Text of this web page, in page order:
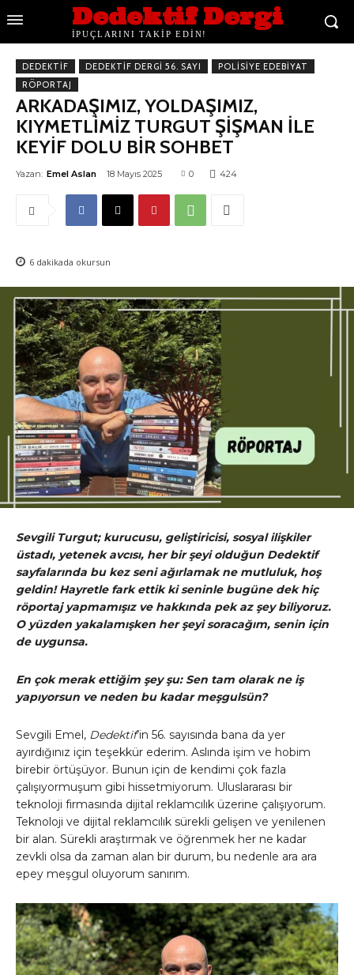
Dedektif Dergi
İPUÇLARINI TAKİP EDİN!
DEDEKTIF DEDEKTIF DERGI 56. SAYI
POLISIYE EDEBIYAT
RÖPORTAJ
ARKADAŞIMIZ, YOLDAŞIMIZ,
KIYMETLİMİZ TURGUT ŞİŞMAN İLE
KEYİF DOLU BİR SOHBET
Yazan: Emel Aslan 18 Mayıs 2025 0 424
6 dakikada okursun
Sevgili Turgut; kurucusu, geliştiricisi, sosyal ilişkiler
üstadı, yetenek avcısı, her bir şeyi olduğun Dedektif
sayfalarında bu kez seni ağırlamak ne mutluluk, hoş
geldin! Hayretle fark ettik ki seninle bugüne dek hiç
röportaj yapmamışız ve hakkında pek az şey biliyoruz.
O yüzden yakalamışken her şeyi soracağım, senin için
de uygunsa.
En çok merak ettiğim şey şu: Sen tam olarak ne iş
yapıyorsun ve neden bu kadar meşgulsün?
Sevgili Emel, Dedektif’in 56. sayısında bana da yer
ayırdığınız için teşekkür ederim. Aslında işim ve hobim
birebir örtüşüyor. Bunun için de kendimi çok fazla
çalışıyormuşum gibi hissetmiyorum. Uluslararası bir
teknoloji firmasında dijital reklamcılık üzerine çalışıyorum.
Teknoloji ve dijital reklamcılık sürekli gelişen ve yenilenen
bir alan. Sürekli araştırmak ve öğrenmek her ne kadar
zevkli olsa da zaman alan bir durum, bu nedenle ara ara
epey meşgul oluyorum sanırım.